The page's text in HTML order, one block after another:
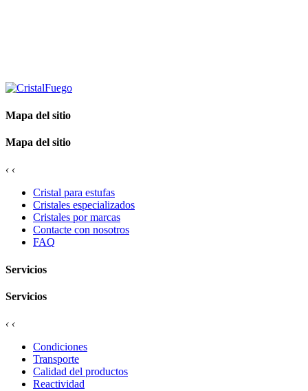
Mapa del sitio
Mapa del sitio
‹ ‹
Cristal para estufas
Cristales especializados
Cristales por marcas
Contacte con nosotros
FAQ
Servicios
Servicios
‹ ‹
Condiciones
Transporte
Calidad del productos
Reactividad